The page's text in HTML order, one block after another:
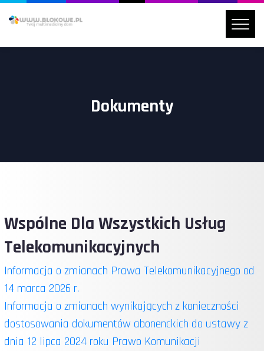
Dokumenty
Wspólne Dla Wszystkich Usług
Telekomunikacyjnych
Informacja o zmianach Prawa Telekomunikacyjnego od
14 marca 2026 r.
Informacja o zmianach wynikających z konieczności
dostosowania dokumentów abonenckich do ustawy z
dnia 12 lipca 2024 roku Prawo Komunikacji